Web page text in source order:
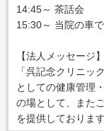
14:45～ 茶話会
15:30～ 当院の車
【法人メッセージ】
「呉記念クリニッ
としての健康管理
の場として、また
を提供しております